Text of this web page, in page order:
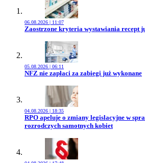
06.08.2026 | 11:07
Przejdź do artykułu:
Zaostrzone kryteria wystawiania recept
05.08.2026 | 06:11
Przejdź do artykułu:
NFZ nie zapłaci za zabiegi już wykonane
04.08.2026 | 18:35
Przejdź do artykułu:
RPO apeluje o zmiany legislacyjne w
rozrodczych samotnych kobiet